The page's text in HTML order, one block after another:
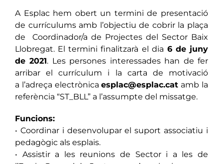
A Esplac hem obert un termini de presentació
de currículums amb l’objectiu de cobrir la plaça
de Coordinador/a de Projectes del Sector Baix
Llobregat. El termini finalitzarà el dia 6 de juny
de 2021. Les persones interessades han de fer
arribar el currículum i la carta de motivació
a l’adreça electrònicaesplac@esplac.cat amb la
referència “ST_BLL” a l’assumpte del missatge.
Funcions:
• Coordinar i desenvolupar el suport associatiu i
pedagògic als esplais.
• Assistir a les reunions de Sector i a les de